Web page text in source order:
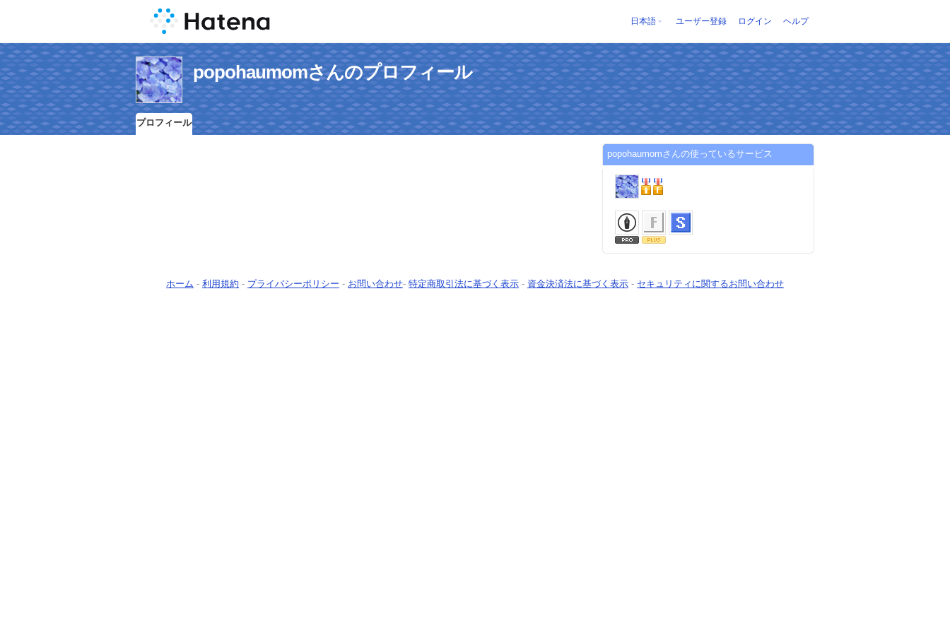
日本語 ユーザー登録 ログイン ヘルプ
popohaumomさんのプロフィール
プロフィール
popohaumomさんの使っているサービス
ホーム - 利用規約 - プライバシーポリシー - お問い合わせ- 特定商取引法に基づく表示 - 資金決済法に基づく表示 - セキュリティに関するお問い合わせ